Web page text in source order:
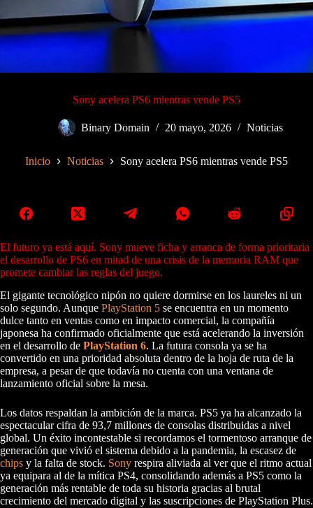
Sony acelera PS6 mientras vende PS5
Binary Domain 20 mayo, 2026 Noticias
Inicio Noticias Sony acelera PS6 mientras vende PS5
El futuro ya está aquí. Sony mueve ficha y arranca de forma prioritaria
el desarrollo de PS6 en mitad de una crisis de la memoria RAM que
promete cambiar las reglas del juego.
El gigante tecnológico nipón no quiere dormirse en los laureles ni un
solo segundo. Aunque PlayStation 5 se encuentra en un momento
dulce tanto en ventas como en impacto comercial, la compañía
japonesa ha confirmado oficialmente que está acelerando la inversión
en el desarrollo de PlayStation 6. La futura consola ya se ha
convertido en una prioridad absoluta dentro de la hoja de ruta de la
empresa, a pesar de que todavía no cuenta con una ventana de
lanzamiento oficial sobre la mesa.
Los datos respaldan la ambición de la marca. PS5 ya ha alcanzado la
espectacular cifra de 93,7 millones de consolas distribuidas a nivel
global. Un éxito incontestable si recordamos el tormentoso arranque de
generación que vivió el sistema debido a la pandemia, la escasez de
chips y la falta de stock. Sony respira aliviada al ver que el ritmo actual
ya equipara al de la mítica PS4, consolidando además a PS5 como la
generación más rentable de toda su historia gracias al brutal
crecimiento del mercado digital y las suscripciones de PlayStation Plus.